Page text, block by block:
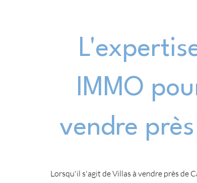
IMMO
vendre
Lorsqu'il s'agit de Villas à vendre près de